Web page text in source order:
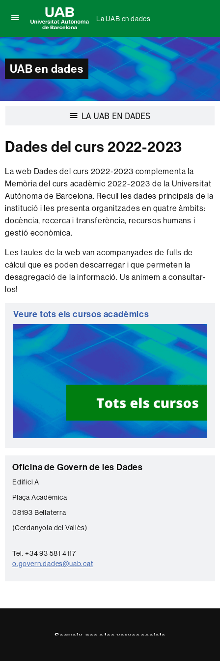
per
desplegar
el
menú
de
en
Universitat
Autònoma
de
Barcelona
La UAB en dades
UAB en dades
LA UAB EN DADES
Dades del curs 2022-2023
La web Dades del curs 2022-2023 complementa la
Memòria del curs acadèmic 2022-2023 de la Universitat
Autònoma de Barcelona. Recull les dades principals de la
institució i les presenta organitzades en quatre àmbits:
docència, recerca i transferència, recursos humans i
gestió econòmica.
Les taules de la web van acompanyades de fulls de
càlcul que es poden descarregar i que permeten la
desagregació de la informació. Us animem a consultar-
los!
Informació
complementària
Veure tots els cursos acadèmics
C
o
n
t
a
t
e
Oficina de Govern de les Dades
Edifici A
Plaça Acadèmica
08193 Bellaterra
(Cerdanyola del Vallès)
Tel. +34 93 581 4117
o.govern.dades@uab.cat
Segueix-nos a les xarxes socials